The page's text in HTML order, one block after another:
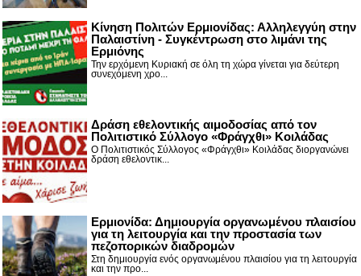
Κίνηση Πολιτών Ερμιονίδας: Αλληλεγγύη στην
Παλαιστίνη - Συγκέντρωση στο λιμάνι της
Ερμιόνης
Την ερχόμενη Κυριακή σε όλη τη χώρα γίνεται για δεύτερη
συνεχόμενη χρο...
Δράση εθελοντικής αιμοδοσίας από τον
Πολιτιστικό Σύλλογο «Φράγχθι» Κοιλάδας
Ο Πολιτιστικός Σύλλογος «Φράγχθι» Κοιλάδας διοργανώνει
δράση εθελοντικ...
Ερμιονίδα: Δημιουργία οργανωμένου πλαισίου
για τη λειτουργία και την προστασία των
πεζοπορικών διαδρομών
Στη δημιουργία ενός οργανωμένου πλαισίου για τη λειτουργία
και την προ...